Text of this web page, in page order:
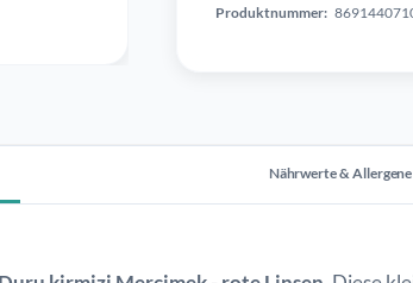
Produktnummer:
Nährwerte & Allergene